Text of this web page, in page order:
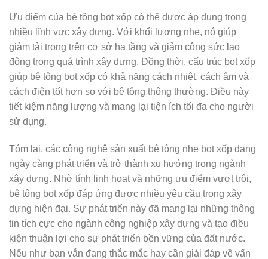
Ưu điểm của bê tông bọt xốp có thể được áp dụng trong
nhiều lĩnh vực xây dựng. Với khối lượng nhẹ, nó giúp
giảm tải trọng trên cơ sở hạ tầng và giảm công sức lao
động trong quá trình xây dựng. Đồng thời, cấu trúc bọt xốp
giúp bê tông bọt xốp có khả năng cách nhiệt, cách âm và
cách điện tốt hơn so với bê tông thông thường. Điều này
tiết kiệm năng lượng và mang lại tiện ích tối đa cho người
sử dụng.
Tóm lại, các công nghệ sản xuất bê tông nhẹ bọt xốp đang
ngày càng phát triển và trở thành xu hướng trong ngành
xây dựng. Nhờ tính linh hoạt và những ưu điểm vượt trội,
bê tông bọt xốp đáp ứng được nhiều yêu cầu trong xây
dựng hiện đại. Sự phát triển này đã mang lại những thông
tin tích cực cho ngành công nghiệp xây dựng và tạo điều
kiện thuận lợi cho sự phát triển bền vững của đất nước.
Nếu như bạn vẫn đang thắc mắc hay cần giải đáp về vấn